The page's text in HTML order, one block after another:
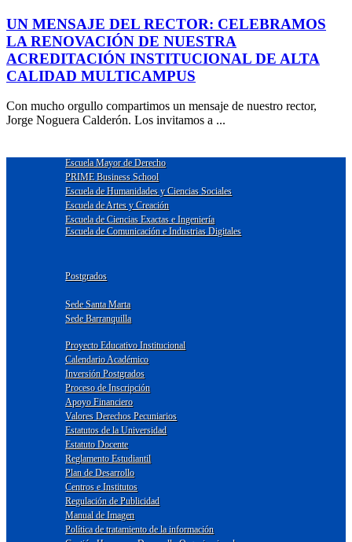
UN MENSAJE DEL RECTOR: CELEBRAMOS
LA RENOVACIÓN DE NUESTRA
ACREDITACIÓN INSTITUCIONAL DE ALTA
CALIDAD MULTICAMPUS
Con mucho orgullo compartimos un mensaje de nuestro rector,
Jorge Noguera Calderón. Los invitamos a ...
Escuela Mayor de Derecho
PRIME Business School
Escuela de Humanidades y Ciencias Sociales
Escuela de Artes y Creación
Escuela de Ciencias Exactas e Ingeniería
Escuela de Comunicación e Industrias Digitales
Postgrados
Sede Santa Marta
Sede Barranquilla
Proyecto Educativo Institucional
Calendario Académico
Inversión Postgrados
Proceso de Inscripción
Apoyo Financiero
Valores Derechos Pecuniarios
Estatutos de la Universidad
Estatuto Docente
Reglamento Estudiantil
Plan de Desarrollo
Centros e Institutos
Regulación de Publicidad
Manual de Imagen
Política de tratamiento de la información